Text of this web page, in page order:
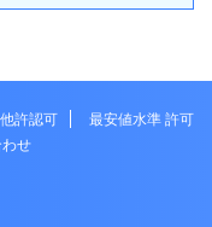
許認可
最安値水準 許可
せ